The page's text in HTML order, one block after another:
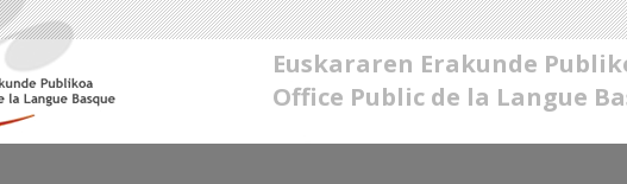
Euskararen Erakunde
Office Public de la Langue